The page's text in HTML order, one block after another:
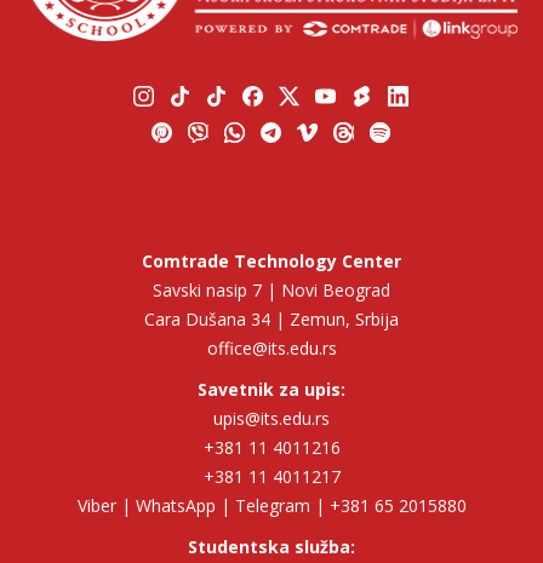
Comtrade Technology Center
Savski nasip 7 | Novi Beograd
Cara Dušana 34 | Zemun, Srbija
office@its.edu.rs
Savetnik za upis:
upis@its.edu.rs
+381 11 4011216
+381 11 4011217
Viber | WhatsApp | Telegram | +381 65 2015880
Studentska služba: